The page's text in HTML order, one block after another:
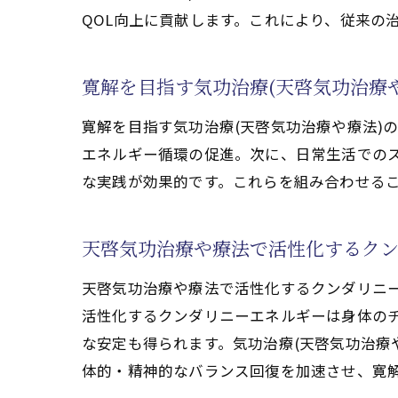
気功治療(天啓気
膵臓がんと気功治療(
気功治療(天啓気
天啓気功治療や療
天啓気功治療や療
膵臓がん寛解のた
総合的アプローチ
寛解を目指すなら気
気功治療(天啓気
膵臓がん克服に繋
QOL向上に貢献します。これにより、従来
寛解を目指す気功治療(天啓気功治療
寛解を目指す気功治療(天啓気功治療や療法)
エネルギー循環の促進。次に、日常生活で
な実践が効果的です。これらを組み合わせ
天啓気功治療や療法で活性化するク
天啓気功治療や療法で活性化するクンダリ
活性化するクンダリニーエネルギーは身体の
な安定も得られます。気功治療(天啓気功治
体的・精神的なバランス回復を加速させ、寛